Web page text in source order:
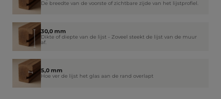
De breedte van de voorste of zichtbare zijde van het lijstprofiel.
30,0 mm
Dikte of diepte van de lijst - Zoveel steekt de lijst van de muur
af.
5,0 mm
Hoe ver de lijst het glas aan de rand overlapt